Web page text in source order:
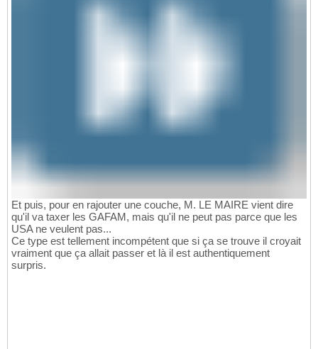
Et puis, pour en rajouter une couche, M. LE MAIRE vient dire
qu'il va taxer les GAFAM, mais qu'il ne peut pas parce que les
USA ne veulent pas...
Ce type est tellement incompétent que si ça se trouve il croyait
vraiment que ça allait passer et là il est authentiquement
surpris.